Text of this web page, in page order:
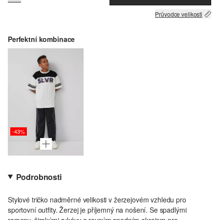
Průvodce velikosti
Perfektní kombinace
-43%
Podrobnosti
Stylové tričko nadměrné velikosti v žerzejovém vzhledu pro
sportovní outfity. Žerzej je příjemný na nošení. Se spadlými